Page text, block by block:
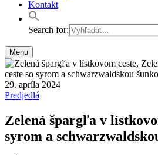
Kontakt
Search for:
Menu
29. apríla 2024
Predjedlá
Zelená špargľa v
syrom a